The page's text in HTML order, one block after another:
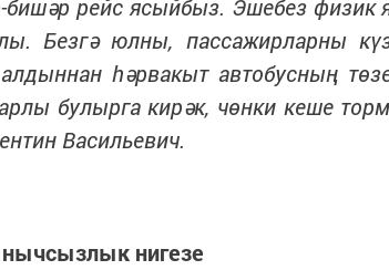
бишәр рейс ясыйбыз. Эшебез физик
Безгә юлны, пассажирларны
һәрвакыт автобусның
булырга кирәк, чөнки кеше
Васильевич.
нигезе